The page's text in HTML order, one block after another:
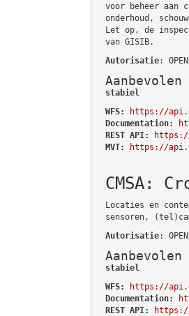
voor beheer aan
onderhoud,
Let op, de
van GISIB.
Autorisatie:
stabiel
WFS:
https://
Documentation:
REST API:
MVT:
https://
CMSA:
Locaties en
sensoren,
Autorisatie:
stabiel
WFS:
https://
Documentation:
REST API: